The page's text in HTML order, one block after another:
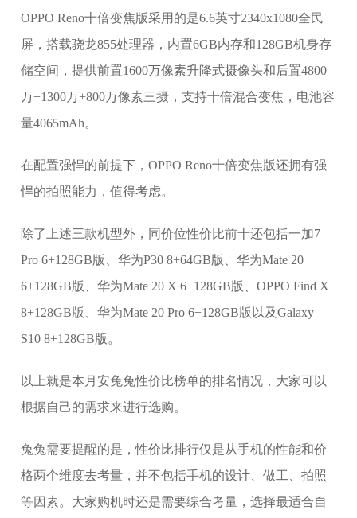
OPPO Reno十倍变焦版采用的是6.6英寸2340x1080全民
屏，搭载骁龙855处理器，内置6GB内存和128GB机身存
储空间，提供前置1600万像素升降式摄像头和后置4800
万+1300万+800万像素三摄，支持十倍混合变焦，电池容
量4065mAh。
在配置强悍的前提下，OPPO Reno十倍变焦版还拥有强
悍的拍照能力，值得考虑。
除了上述三款机型外，同价位性价比前十还包括一加7
Pro 6+128GB版、华为P30 8+64GB版、华为Mate 20
6+128GB版、华为Mate 20 X 6+128GB版、OPPO Find X
8+128GB版、华为Mate 20 Pro 6+128GB版以及Galaxy
S10 8+128GB版。
以上就是本月安兔兔性价比榜单的排名情况，大家可以
根据自己的需求来进行选购。
兔兔需要提醒的是，性价比排行仅是从手机的性能和价
格两个维度去考量，并不包括手机的设计、做工、拍照
等因素。大家购机时还是需要综合考量，选择最适合自